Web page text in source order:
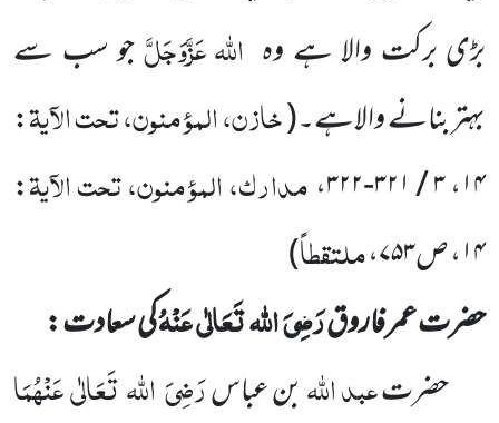
بڑی برکت والا ہے وہ اللہعَزَّوَجَلَّجو سب سے
بہتربنانے والاہے۔(خازن، المؤمنون، تحت الآیۃ:
۱۴،۳ / ۳۲۱-۳۲۲ ،مدارک، المؤمنون، تحت الآیۃ:
۱۴، ص۷۵۳،ملتقطاً)
حضرت عمر فاروقرَضِیَاللہتَعَالٰیعَنْہُکی سعادت :
حضرتعبد اللہبن عباسرَضِیَاللہتَعَالٰیعَنْہُمَا